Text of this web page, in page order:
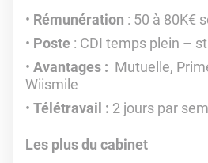
Rémunération : 50 à 80K€
Poste : CDI temps plein –
Avantages : Mutuelle,
Wiismile
Télétravail : 2 jours par
Les plus du cabinet